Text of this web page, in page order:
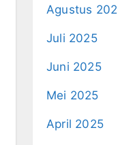
Agustus
Juli 2025
Juni 2025
Mei 2025
April 2025